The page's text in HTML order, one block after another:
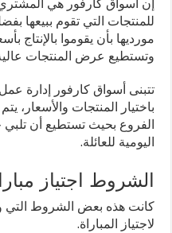
إن أسواق كارفور هي المشتري
للمنتجات التي تقوم ببيعها
مورديها بأن يقوموا بالإنتاج
وتستطيع عرض المنتجات
تتبنى أسواق كارفور إدارة
باختيار المنتجات والأسعار،
اليومية للعائلة.
الشروط اجتياز
كانت هذه بعض الشروط التي
لاجتياز المباراة.